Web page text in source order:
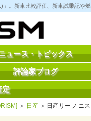
。新車比較評価、新車試乗記や
ュース・トピックス
評論家ブログ
定
＞ 日産 ＞ 日産リーフ ニス